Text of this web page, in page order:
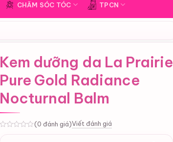
CHĂM SÓC TÓC TPCN
Kem dưỡng da La Prairie
Pure Gold Radiance
Nocturnal Balm
(0 đánh giá)Viết đánh giá